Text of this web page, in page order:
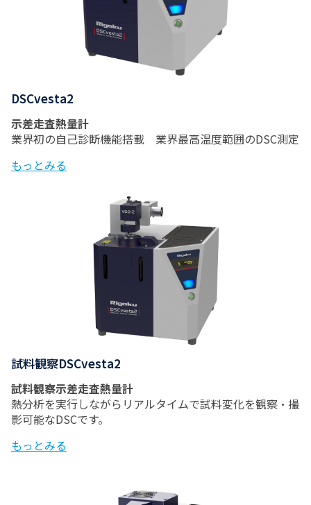
DSCvesta2
示差走査熱量計
業界初の自己診断機能搭載 業界最高温度範囲のDSC測定
もっとみる
試料観察DSCvesta2
試料観察示差走査熱量計
熱分析を実行しながらリアルタイムで試料変化を観察・撮
影可能なDSCです。
もっとみる